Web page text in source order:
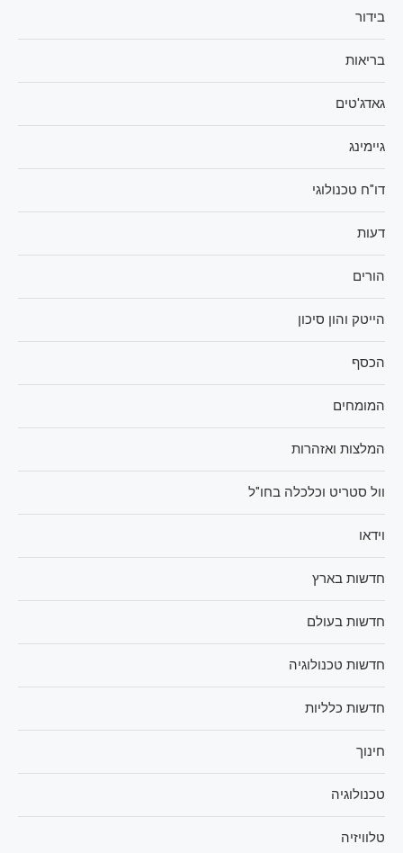
בידור
בריאות
גאדג'טים
גיימינג
דו"ח טכנולוגי
דעות
הורים
הייטק והון סיכון
הכסף
המומחים
המלצות ואזהרות
וול סטריט וכלכלה בחו"ל
וידאו
חדשות בארץ
חדשות בעולם
חדשות טכנולוגיה
חדשות כלליות
חינוך
טכנולוגיה
טלוויזיה